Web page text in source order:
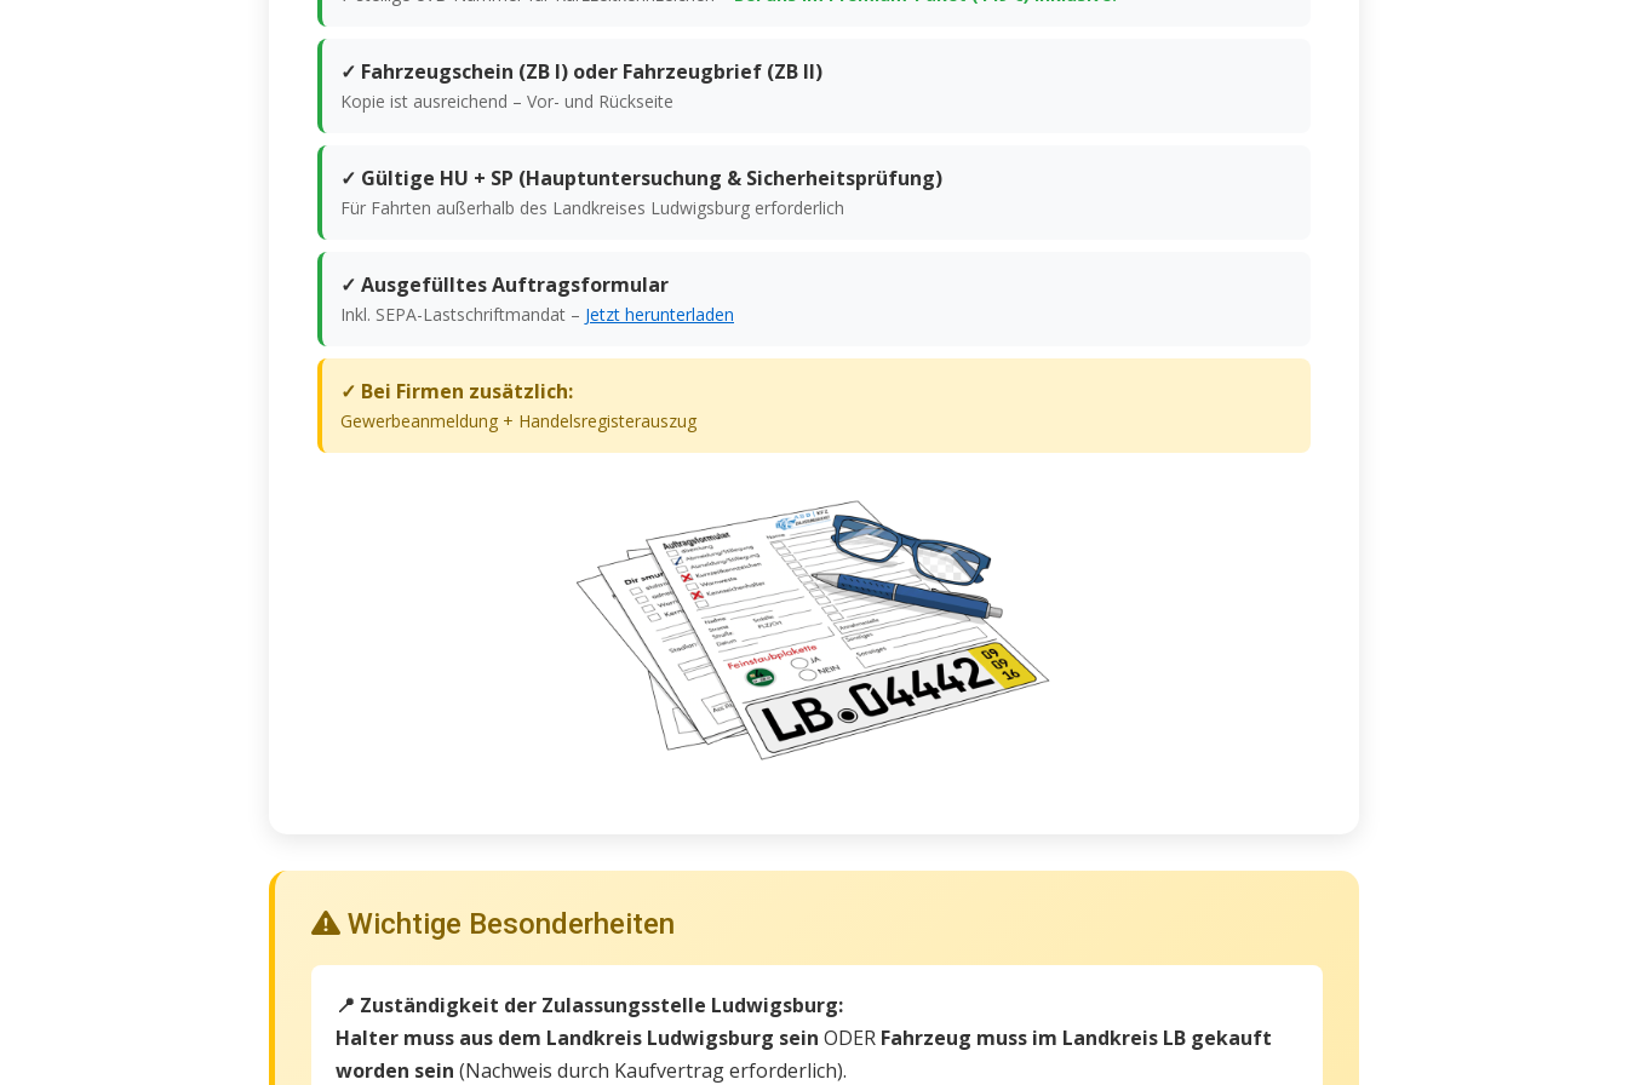
✓ Fahrzeugschein (ZB I) oder Fahrzeugbrief (ZB II)
Kopie ist ausreichend – Vor- und Rückseite
✓ Gültige HU + SP (Hauptuntersuchung & Sicherheitsprüfung)
Für Fahrten außerhalb des Landkreises Ludwigsburg erforderlich
✓ Ausgefülltes Auftragsformular
Inkl. SEPA-Lastschriftmandat – Jetzt herunterladen
✓ Bei Firmen zusätzlich:
Gewerbeanmeldung + Handelsregisterauszug
Wichtige Besonderheiten
📍 Zuständigkeit der Zulassungsstelle Ludwigsburg:
Halter muss aus dem Landkreis Ludwigsburg sein ODER Fahrzeug muss im Landkreis LB gekauft
worden sein (Nachweis durch Kaufvertrag erforderlich).